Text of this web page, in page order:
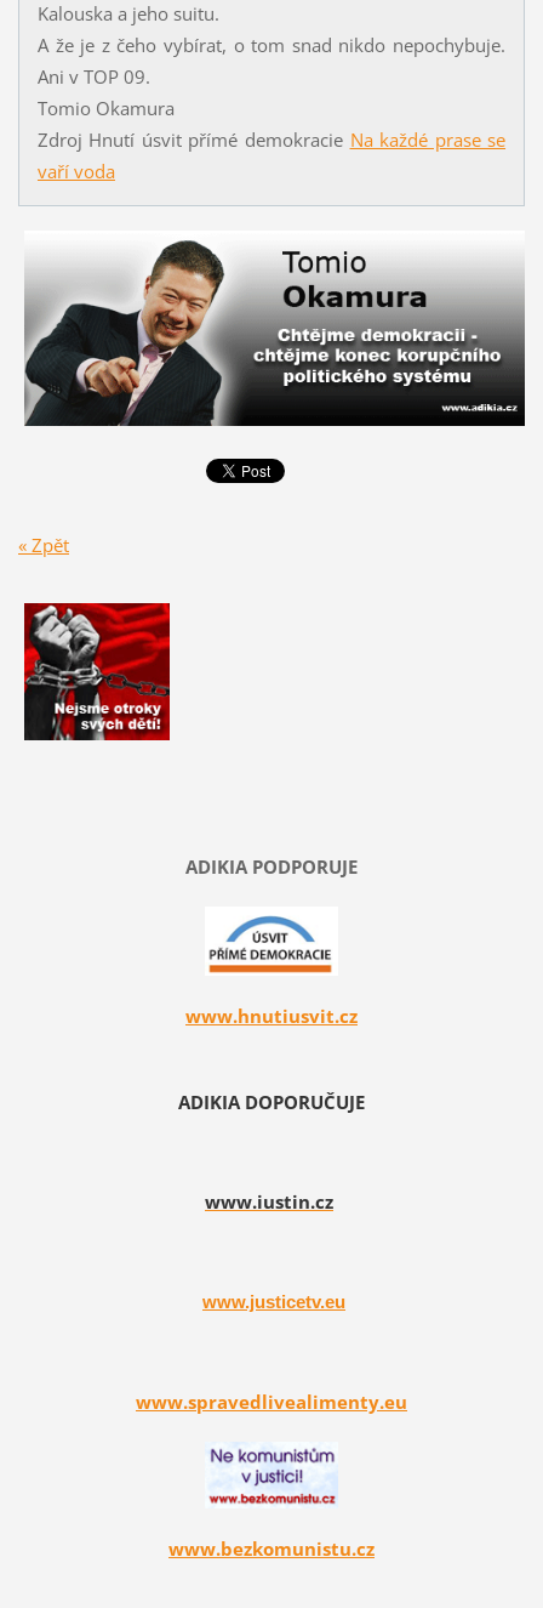
Kalouska a jeho suitu.
A že je z čeho vybírat, o tom snad nikdo nepochybuje.
Ani v TOP 09.
Tomio Okamura
Zdroj Hnutí úsvit přímé demokracie Na každé prase se
vaří voda
« Zpět
ADIKIA PODPORUJE
www.hnutiusvit.cz
ADIKIA DOPORUČUJE
www.iustin.cz
www.justicetv.eu
www.spravedlivealimenty.eu
www.bezkomunistu.cz